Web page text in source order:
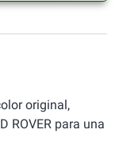
original,
ROVER para una